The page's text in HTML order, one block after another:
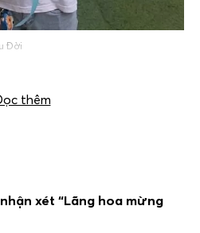
Đời
thêm
xét “Lãng hoa mừng